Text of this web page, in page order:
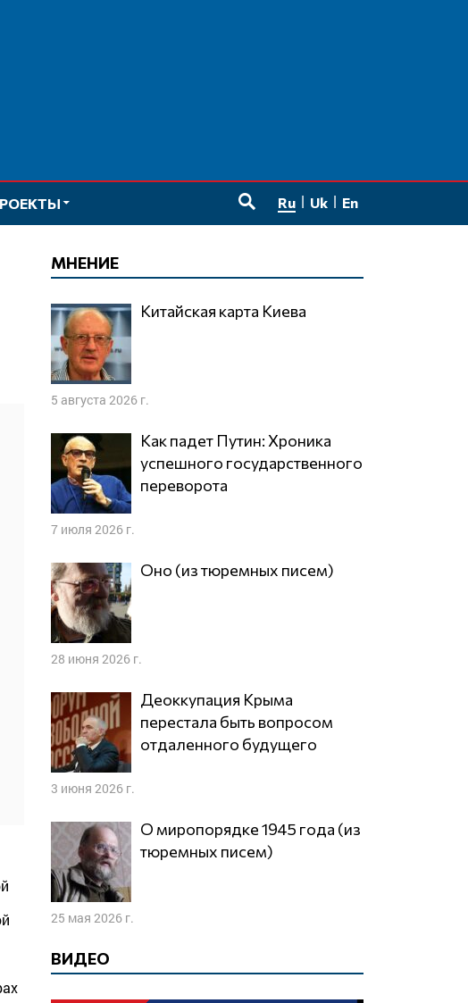
Ru Uk En
МНЕНИЕ
Китайская карта Киева
5 августа 2026 г.
Как падет Путин: Хроника
успешного государственного
переворота
7 июля 2026 г.
Оно (из тюремных писем)
28 июня 2026 г.
Деоккупация Крыма
перестала быть вопросом
отдаленного будущего
3 июня 2026 г.
О миропорядке 1945 года (из
тюремных писем)
25 мая 2026 г.
ВИДЕО